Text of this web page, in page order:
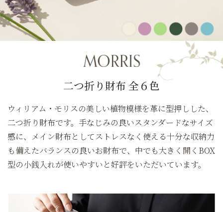
二つ折り財布 全６色
ウィリアム・モリスの美しい植物模様を革に型押しした、
二つ折り財布です。手なじみの良いスタンダードなサイズ
感に、メイン財布としてストレスなく使える十分な収納力
も備えたバランスの良いお財布で、中でも大きく開くBOX
型の小銭入れが使いやすいと好評をいただいています。